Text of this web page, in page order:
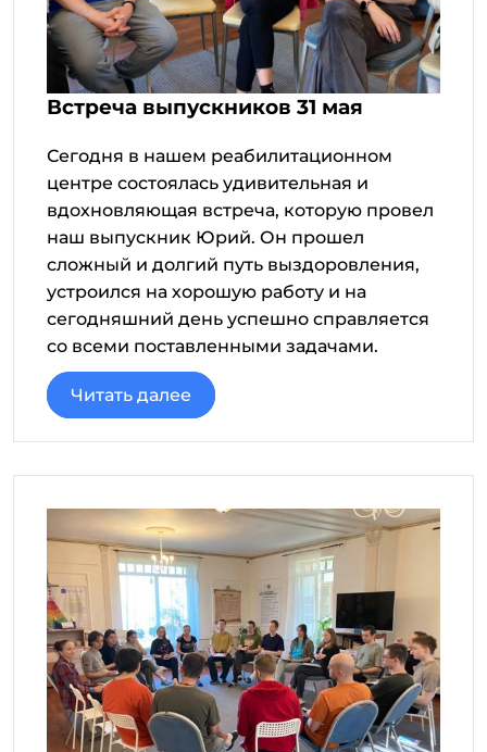
Встреча выпускников 31 мая
Сегодня в нашем реабилитационном
центре состоялась удивительная и
вдохновляющая встреча, которую провел
наш выпускник Юрий. Он прошел
сложный и долгий путь выздоровления,
устроился на хорошую работу и на
сегодняшний день успешно справляется
со всеми поставленными задачами.
Читать далее